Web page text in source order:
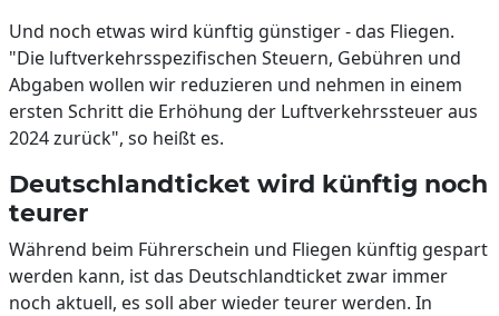
Und noch etwas wird künftig günstiger - das Fliegen.
"Die luftverkehrsspezifischen Steuern, Gebühren und
Abgaben wollen wir reduzieren und nehmen in einem
ersten Schritt die Erhöhung der Luftverkehrssteuer aus
2024 zurück", so heißt es.
Deutschlandticket wird künftig noch
teurer
Während beim Führerschein und Fliegen künftig gespart
werden kann, ist das Deutschlandticket zwar immer
noch aktuell, es soll aber wieder teurer werden. In